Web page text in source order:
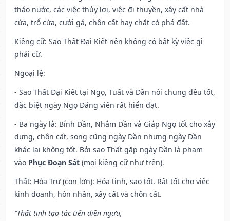
tháo nước, các việc thủy lợi, việc đi thuyền, xây cất nhà
cửa, trổ cửa, cưới gả, chôn cất hay chặt cỏ phá đất.
Kiêng cữ: Sao Thất Đại Kiết nên không có bất kỳ việc gì
phải cữ.
Ngoại lệ:
- Sao Thất Đại Kiết tại Ngọ, Tuất và Dần nói chung đều tốt,
đặc biệt ngày Ngọ Đăng viên rất hiển đạt.
- Ba ngày là: Bính Dần, Nhâm Dần và Giáp Ngọ tốt cho xây
dựng, chôn cất, song cũng ngày Dần nhưng ngày Dần
khác lại không tốt. Bởi sao Thất gặp ngày Dần là phạm
vào Phục Đoạn Sát (mọi kiêng cữ như trên).
Thất: Hỏa Trư (con lợn): Hỏa tinh, sao tốt. Rất tốt cho việc
kinh doanh, hôn nhân, xây cất và chôn cất.
“Thất tinh tạo tác tiến điền ngưu,